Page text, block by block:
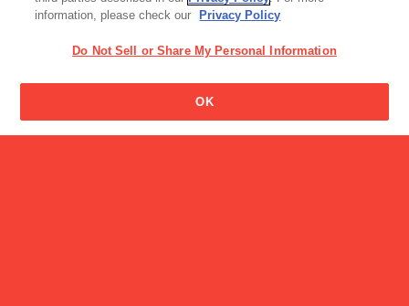
お菓子に使われている添加
のですか。
ガトーショコラ クッキーサ
information, please check our
Privacy Policy
Do Not Sell or Share My Personal Information
OK